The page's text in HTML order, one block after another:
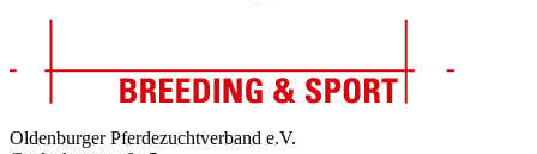
Oldenburger Pferdezuchtverband e.V.